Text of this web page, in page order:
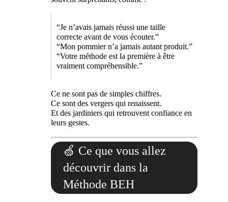
“Je n’avais jamais réussi une taille
correcte avant de vous écouter.”
“Mon pommier n’a jamais autant produit.”
“Votre méthode est la première à être
vraiment compréhensible.”
Ce ne sont pas de simples chiffres.
Ce sont des vergers qui renaissent.
Et des jardiniers qui retrouvent confiance en
leurs gestes.
🍏 Ce que vous allez
découvrir dans la
Méthode BEH